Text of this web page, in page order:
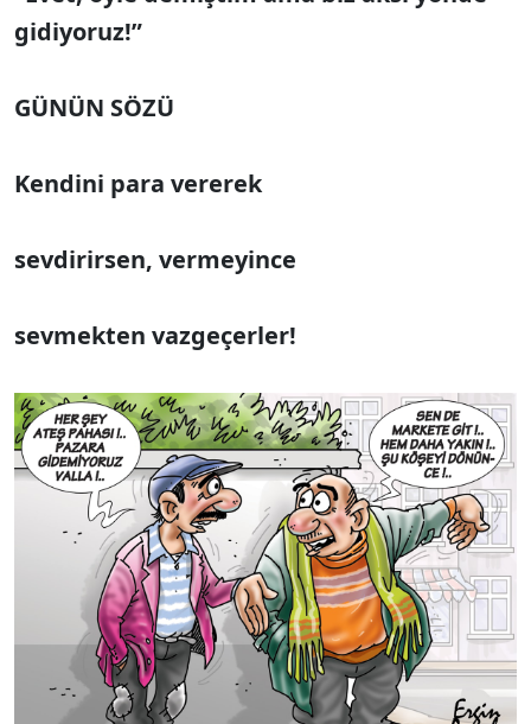
gidiyoruz!”
GÜNÜN SÖZÜ
Kendini para vererek
sevdirirsen, vermeyince
sevmekten vazgeçerler!